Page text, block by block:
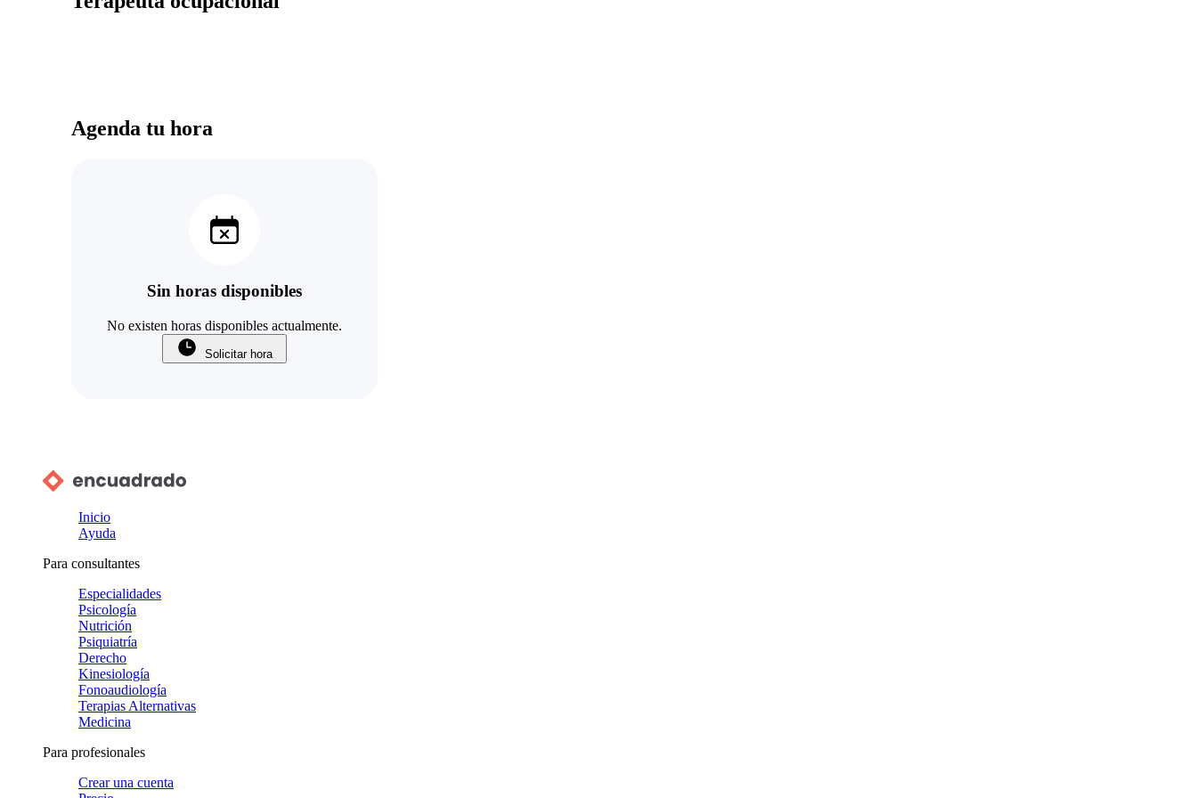
Agenda tu hora
Sin horas disponibles
No existen horas disponibles actualmente.
Solicitar hora
Inicio
Ayuda
Para consultantes
Especialidades
Psicología
Nutrición
Psiquiatría
Derecho
Kinesiología
Fonoaudiología
Terapias Alternativas
Medicina
Para profesionales
Crear una cuenta